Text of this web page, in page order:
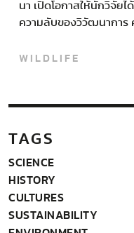
นา เปิดโอกาสให้นักวิจัย
ความลับของวิวัฒนาการ
ตรงที่เป็นชาติเดียวที่ใช้ภ
WILDLIFE
TAGS
SCIENCE
HISTORY
CULTURES
SUSTAINABILITY